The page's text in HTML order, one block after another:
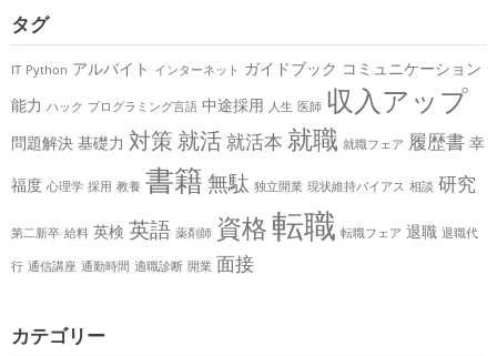
タグ
IT Python アルバイト インターネット ガイドブック コミュニケーション
能力 ハック プログラミング言語 中途採用 人生 医師 収入アップ
問題解決 基礎力 対策就活就活本 就職 就職フェア 履歴書 幸
福度 心理学 採用 教養 書籍 無駄 独立開業 現状維持バイアス 相談 研究
第二新卒 給料 英検 英語 薬剤師 資格転職 転職フェア 退職 退職代
行 通信講座 通勤時間 適職診断 開業 面接
カテゴリー